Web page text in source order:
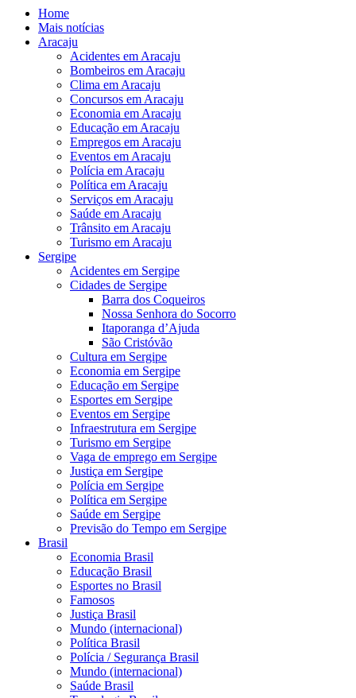
Home
Mais notícias
Aracaju
Acidentes em Aracaju
Bombeiros em Aracaju
Clima em Aracaju
Concursos em Aracaju
Economia em Aracaju
Educação em Aracaju
Empregos em Aracaju
Eventos em Aracaju
Polícia em Aracaju
Política em Aracaju
Serviços em Aracaju
Saúde em Aracaju
Trânsito em Aracaju
Turismo em Aracaju
Sergipe
Acidentes em Sergipe
Cidades de Sergipe
Barra dos Coqueiros
Nossa Senhora do Socorro
Itaporanga d’Ajuda
São Cristóvão
Cultura em Sergipe
Economia em Sergipe
Educação em Sergipe
Esportes em Sergipe
Eventos em Sergipe
Infraestrutura em Sergipe
Turismo em Sergipe
Vaga de emprego em Sergipe
Justiça em Sergipe
Polícia em Sergipe
Política em Sergipe
Saúde em Sergipe
Previsão do Tempo em Sergipe
Brasil
Economia Brasil
Educação Brasil
Esportes no Brasil
Famosos
Justiça Brasil
Mundo (internacional)
Política Brasil
Polícia / Segurança Brasil
Mundo (internacional)
Saúde Brasil